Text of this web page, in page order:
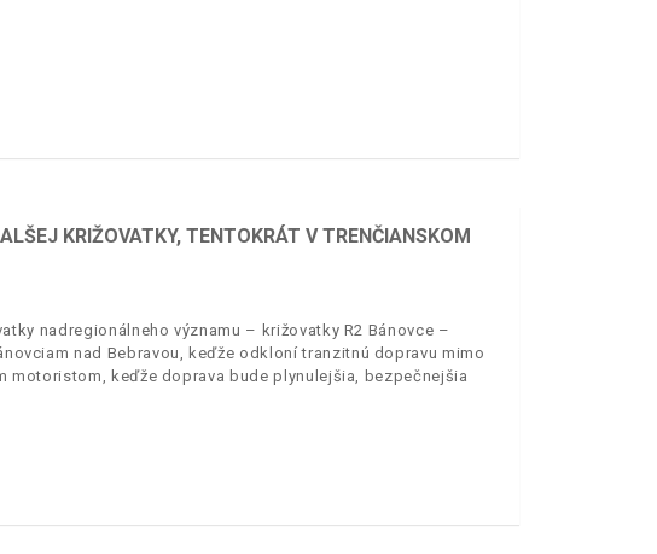
KRIŽOVATKY, TENTOKRÁT V TRENČIANSKOM
nadregionálneho významu – križovatky R2 Bánovce –
nad Bebravou, keďže odkloní tranzitnú dopravu mimo
motoristom, keďže doprava bude plynulejšia, bezpečnejšia